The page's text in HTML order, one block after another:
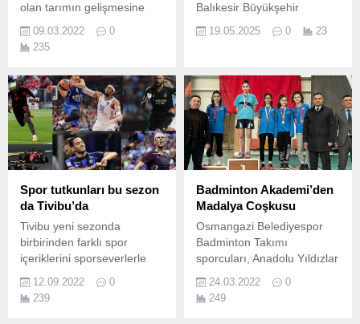
olan tarımın gelişmesine
önemli katkılar sunan
kadınlar için 8 Mart Dünya
Kadınlar Günü etkinlikleri
Sultanları” bilgi yarışması
düzenledi.
09.03.2022
0
235
Balıkesir Büyükşehir
Belediyesi ve Türkiye
Voleybol Federasyonu'nun
Beach Tour Ören Etabı, 2
gün süren mücadelelerin
ardından Ören Plajı'nda
düzenlenen ödül töreniyle
sona erdi.
19.05.2025 0 23
Spor tutkunları bu sezon
da Tivibu’da
Tivibu yeni sezonda
birbirinden farklı spor
içeriklerini sporseverlerle
12.09.2022
0
239
Badminton Akademi’den
Madalya Coşkusu
Osmangazi Belediyespor
Badminton Takımı
sporcuları, Anadolu Yıldızlar
madalyaya doydu.
24.03.2022
0
249